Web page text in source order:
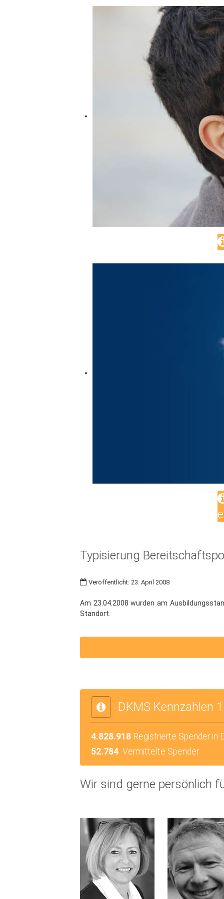
Typisierung
Veröffentlicht: 23. April 2008
Am 23.04.2008 wurden am
Standort.
DKMS Kennzahlen
4.828.918 Registrierte Spender in
52.784 Vermittelte Spender
Wir sind gerne persönlich